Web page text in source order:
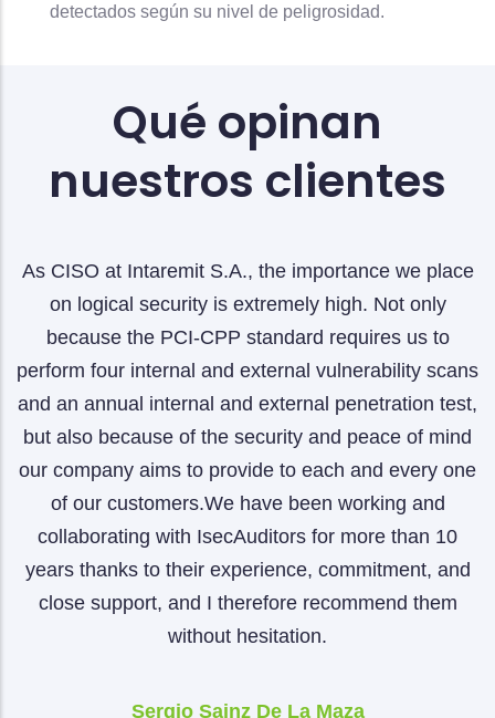
detectados según su nivel de peligrosidad.
Qué opinan
nuestros clientes
As CISO at Intaremit S.A., the importance we place
on logical security is extremely high. Not only
because the PCI‑CPP standard requires us to
perform four internal and external vulnerability scans
and an annual internal and external penetration test,
but also because of the security and peace of mind
our company aims to provide to each and every one
of our customers.We have been working and
collaborating with IsecAuditors for more than 10
years thanks to their experience, commitment, and
close support, and I therefore recommend them
without hesitation.
Sergio Sainz De La Maza